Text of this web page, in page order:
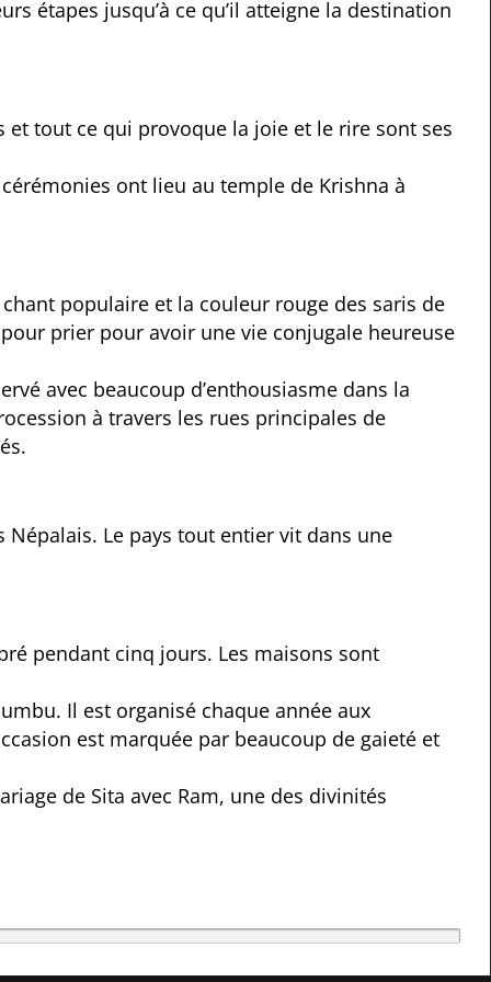
étapes jusqu’à ce qu’il atteigne la destination
et tout ce qui provoque la joie et le rire sont ses
ont lieu au temple de Krishna à
chant populaire et la couleur rouge des saris de
prier pour avoir une vie conjugale heureuse
avec beaucoup d’enthousiasme dans la
à travers les rues principales de
Népalais. Le pays tout entier vit dans une
pendant cinq jours. Les maisons sont
Il est organisé chaque année aux
est marquée par beaucoup de gaieté et
de Sita avec Ram, une des divinités